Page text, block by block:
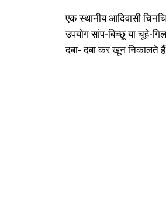
एक स्थानीय आदिवासी
उपयोग सांप-बिच्छू या चूहे-
दबा- दबा कर खून निकालते